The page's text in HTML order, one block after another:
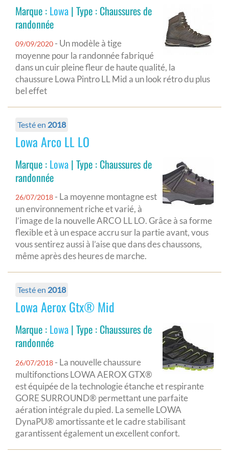
Marque : Lowa | Type : Chaussures de
randonnée
09/09/2020 - Un modèle à tige
moyenne pour la randonnée fabriqué
dans un cuir pleine fleur de haute qualité, la
chaussure Lowa Pintro LL Mid a un look rétro du plus
bel effet
Testé en 2018
Lowa Arco LL LO
Marque : Lowa | Type : Chaussures de
randonnée
26/07/2018 - La moyenne montagne est
un environnement riche et varié, à
l’image de la nouvelle ARCO LL LO. Grâce à sa forme
flexible et à un espace accru sur la partie avant, vous
vous sentirez aussi à l’aise que dans des chaussons,
même après des heures de marche.
Testé en 2018
Lowa Aerox Gtx® Mid
Marque : Lowa | Type : Chaussures de
randonnée
26/07/2018 - La nouvelle chaussure
multifonctions LOWA AEROX GTX®
est équipée de la technologie étanche et respirante
GORE SURROUND® permettant une parfaite
aération intégrale du pied. La semelle LOWA
DynaPU® amortissante et le cadre stabilisant
garantissent également un excellent confort.